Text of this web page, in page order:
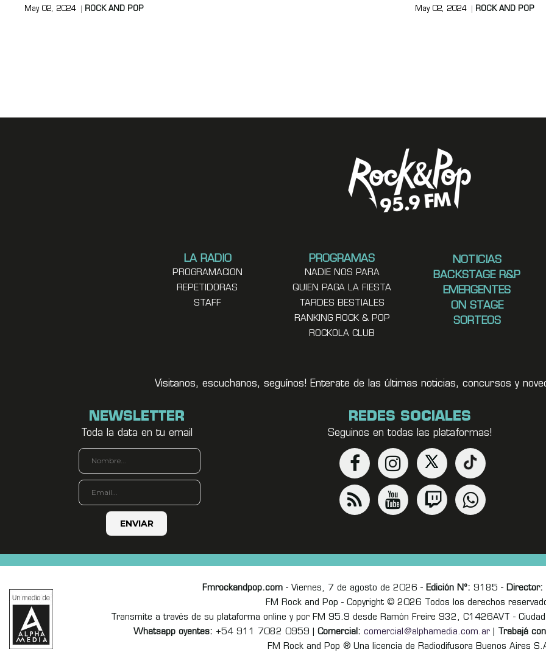
May 02, 2024 ROCK AND POP May 02, 2024 ROCK AND POP
LA RADIO
PROGRAMACION
REPETIDORAS
STAFF
PROGRAMAS
NADIE NOS PARA
QUIEN PAGA LA FIESTA
TARDES BESTIALES
RANKING ROCK & POP
ROCKOLA CLUB
NOTICIAS
BACKSTAGE R&P
EMERGENTES
ON STAGE
SORTEOS
Visitanos, escuchanos, seguínos! Enterate de las últimas noticias, concursos y
NEWSLETTER
Toda la data en tu email
REDES SOCIALES
Seguinos en todas las plataformas!
Fmrockandpop.com- Viernes, 7 de agosto de 2026 - Edición Nº: 9185 - Director:
FM Rock and Pop - Copyright © 2026 Todos los derechos
Transmite a través de su plataforma online y por FM 95.9 desde Ramón Freire 932, C1426AVT -
Whatsapp oyentes: +54 911 7082 0959 | Comercial: comercial@alphamedia.com.ar| Trabajá
FM Rock and Pop ® Una licencia de Radiodifusora Buenos Aires